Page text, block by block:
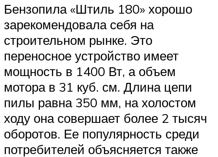
Бензопила «Штиль 180» хорошо
зарекомендовала себя на
строительном рынке. Это
переносное устройство имеет
мощность в 1400 Вт, а объем
мотора в 31 куб. см. Длина цепи
пилы равна 350 мм, на холостом
ходу она совершает более 2 тысяч
оборотов. Ее популярность среди
потребителей объясняется также